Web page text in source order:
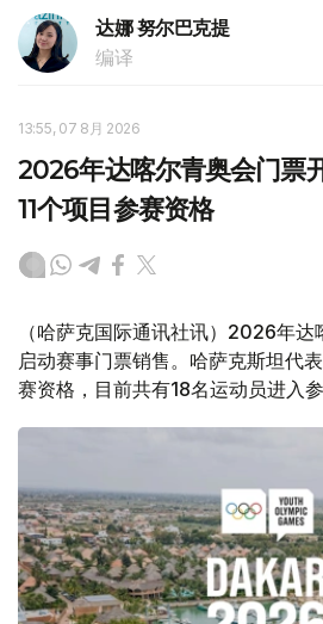
达娜 努尔巴克提
编译
13:55, 07 8月 2026
2026年达喀尔青奥会门票
11个项目参赛资格
（哈萨克国际通讯社讯）2026年
启动赛事门票销售。哈萨克斯坦代
赛资格，目前共有18名运动员进入参